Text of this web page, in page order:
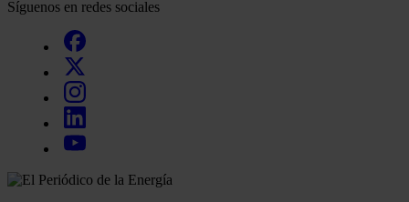
Síguenos en redes sociales